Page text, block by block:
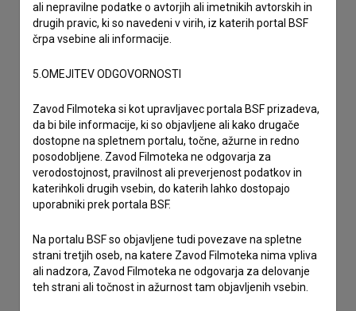
ali nepravilne podatke o avtorjih ali imetnikih avtorskih in
drugih pravic, ki so navedeni v virih, iz katerih portal BSF
črpa vsebine ali informacije.
5.OMEJITEV ODGOVORNOSTI
Zavod Filmoteka si kot upravljavec portala BSF prizadeva,
da bi bile informacije, ki so objavljene ali kako drugače
dostopne na spletnem portalu, točne, ažurne in redno
posodobljene. Zavod Filmoteka ne odgovarja za
verodostojnost, pravilnost ali preverjenost podatkov in
katerihkoli drugih vsebin, do katerih lahko dostopajo
uporabniki prek portala BSF.
Na portalu BSF so objavljene tudi povezave na spletne
strani tretjih oseb, na katere Zavod Filmoteka nima vpliva
ali nadzora, Zavod Filmoteka ne odgovarja za delovanje
teh strani ali točnost in ažurnost tam objavljenih vsebin.